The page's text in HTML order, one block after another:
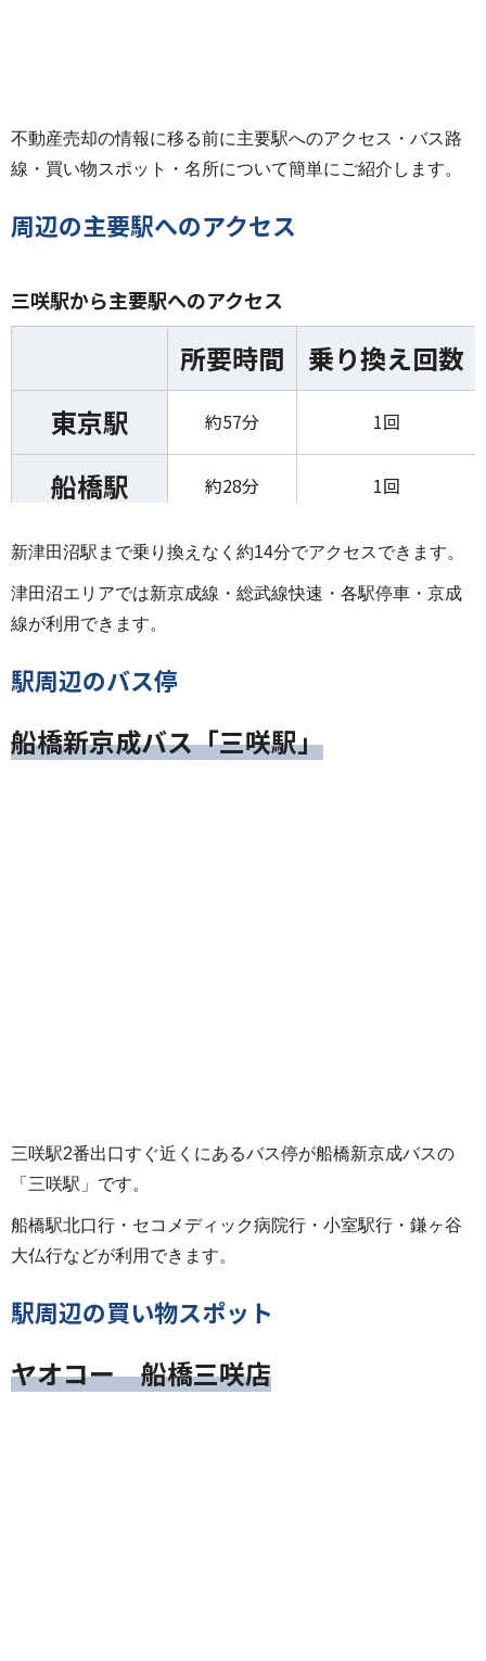
不動産売却の情報に移る前に主要駅へのアクセス・バス路
線・買い物スポット・名所について簡単にご紹介します。
周辺の主要駅へのアクセス
三咲駅から主要駅へのアクセス
所要時間
乗り換え回数
東京駅
約57分 1回
船橋駅 約28分 1回
西船橋駅 約27分 1回
千葉駅
新津田沼駅
新津田沼駅まで乗り換えなく約14分でアクセスできます。
津田沼エリアでは新京成線・総武線快速・各駅停車・京成
線が利用できます。
駅周辺のバス停
船橋新京成バス「三咲駅」
三咲駅2番出口すぐ近くにあるバス停が船橋新京成バスの
「三咲駅」です。
船橋駅北口行・セコメディック病院行・小室駅行・鎌ヶ谷
大仏行などが利用できます。
駅周辺の買い物スポット
ヤオコー 船橋三咲店